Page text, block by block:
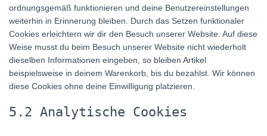
ordnungsgemäß funktionieren und deine Benutzereinstellungen
weiterhin in Erinnerung bleiben. Durch das Setzen funktionaler
Cookies erleichtern wir dir den Besuch unserer Website. Auf diese
Weise musst du beim Besuch unserer Website nicht wiederholt
dieselben Informationen eingeben, so bleiben Artikel
beispielsweise in deinem Warenkorb, bis du bezahlst. Wir können
diese Cookies ohne deine Einwilligung platzieren.
5.2 Analytische Cookies